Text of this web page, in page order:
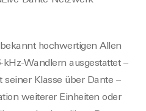
hochwertigen Allen
Wandlern ausgestattet –
seiner Klasse über Dante –
weiterer Einheiten oder